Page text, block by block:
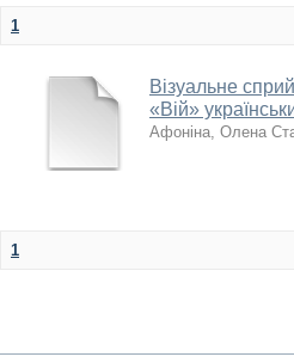
1
Візуальне
«Вій»
Афоніна, Олена
1